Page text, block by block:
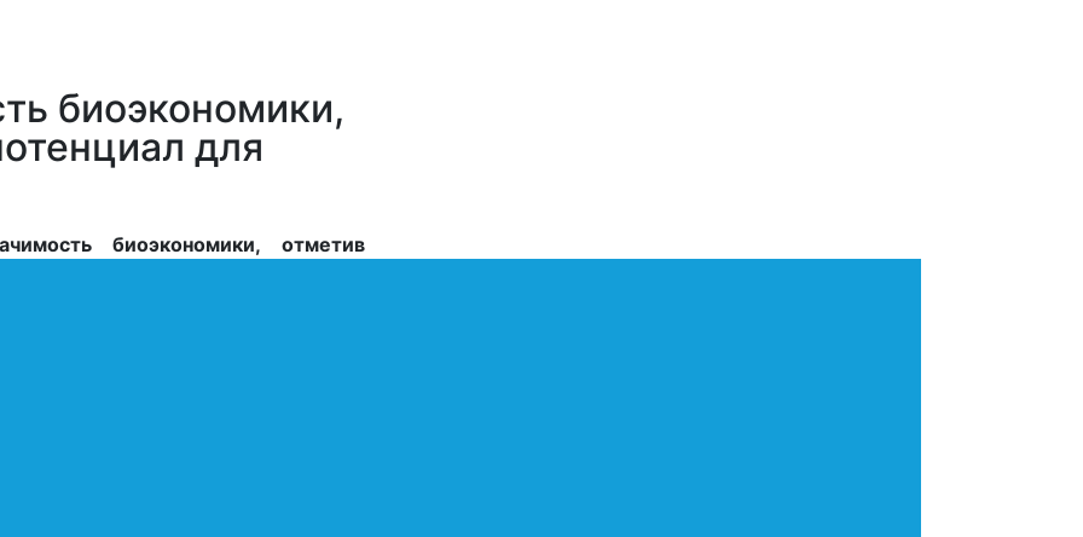
биоэкономики,
для
биоэкономики, отметив
перед человеком, экономикой,
приехал на площадку Форума
торговли.
формирования биоэкономики
биоэкономика. Какие